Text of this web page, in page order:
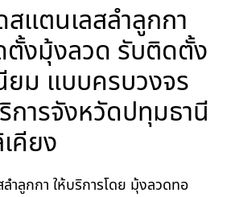
แตนเลสลำลูกกา
ตั้งมุ้งลวด รับติดตั้ง
ยม แบบครบวงจร
การจังหวัดปทุมธานี
คียง
ำลูกกา ให้บริการโดย มุ้งลวดทอ